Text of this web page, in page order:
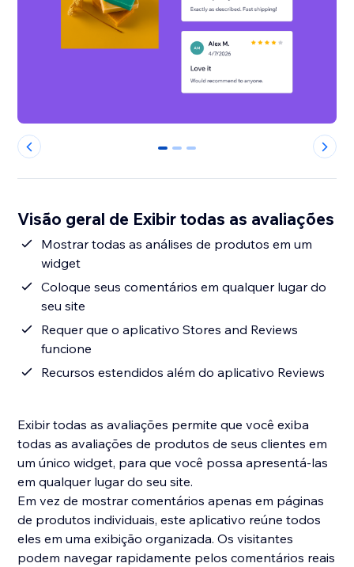
0 1 2
Visão geral de Exibir todas as avaliações
Mostrar todas as análises de produtos em um
widget
Coloque seus comentários em qualquer lugar do
seu site
Requer que o aplicativo Stores and Reviews
funcione
Recursos estendidos além do aplicativo Reviews
Exibir todas as avaliações permite que você exiba
todas as avaliações de produtos de seus clientes em
um único widget, para que você possa apresentá-las
em qualquer lugar do seu site.
Em vez de mostrar comentários apenas em páginas
de produtos individuais, este aplicativo reúne todos
eles em uma exibição organizada. Os visitantes
podem navegar rapidamente pelos comentários reais